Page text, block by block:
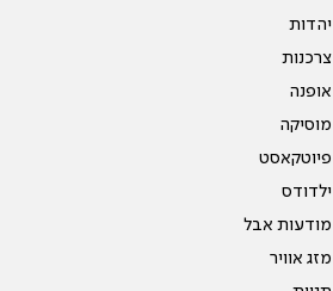
יהדות
צרכנות
אופנה
מוסיקה
פיוטקאסט
ילדודס
מודעות אבל
מזג אוויר